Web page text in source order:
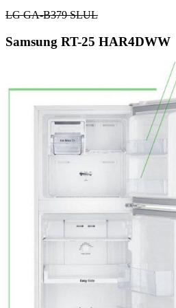
LG GA-B379 SLUL
Samsung RT-25 HAR4DWW